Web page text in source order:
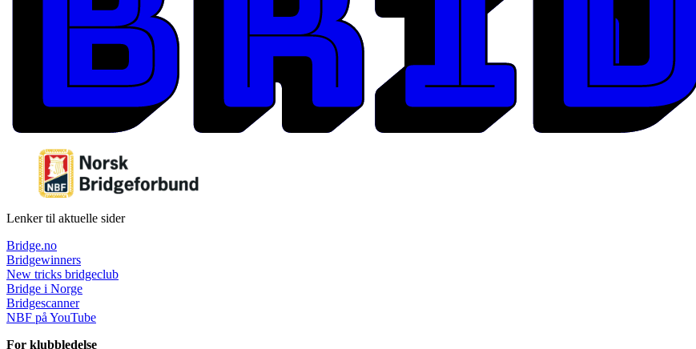
Lenker til aktuelle sider
Bridge.no
Bridgewinners
New tricks bridgeclub
Bridge i Norge
Bridgescanner
NBF på YouTube
For klubbledelse